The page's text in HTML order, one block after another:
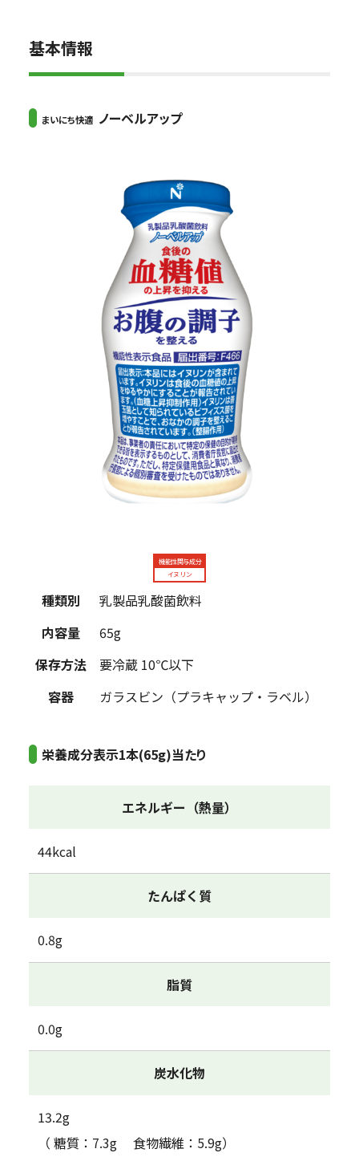
基本情報
まいにち快適 ノーベルアップ
機能性関与成分
イヌリン
種類別
乳製品乳酸菌飲料
内容量
65g
保存方法
要冷蔵 10℃以下
容器
ガラスビン（プラキャップ・ラベル）
栄養成分表示1本(65g)当たり
エネルギー（熱量）
44kcal
たんぱく質
0.8g
脂質
0.0g
炭水化物
13.2g
（ 糖質：7.3g 食物繊維：5.9g）